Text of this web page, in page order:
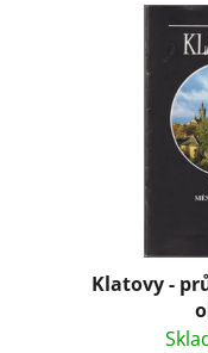
Klatovy -